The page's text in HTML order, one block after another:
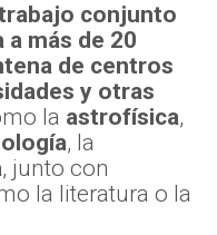
conjunto
más de 20
de centros
y otras
la astrofísica,
, la
, junto con
la literatura o la